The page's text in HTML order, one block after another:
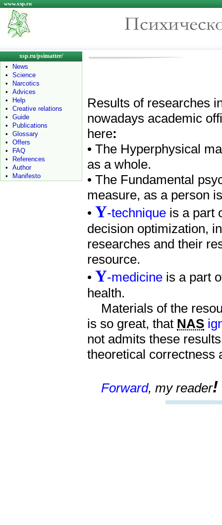
www.xsp.ru
xsp.ru/psimatter/
•
News
•
Science
•
Narcotics
•
Advices
•
Help
•
Creative relations
•
Guide
•
Publications
•
Glossary
•
Offers
•
FAQ
•
References
•
Author
•
Manifesto
Results of researches
nowadays academic
here:
• The Hyperphysical
as a whole.
• The Fundamental
measure, as a person
• Y-technique is a part
decision optimization,
researches and their
resource.
• Y-medicine is a part
health.
Materials of the
is so great, that NAS
not admits these
theoretical
Forward, my reader!